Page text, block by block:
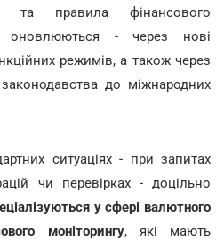
та правила фінансового
оновлюються - через нові
режимів, а також через
до міжнародних
ситуаціях - при запитах
чи перевірках - доцільно
у сфері валютного
моніторингу, які мають